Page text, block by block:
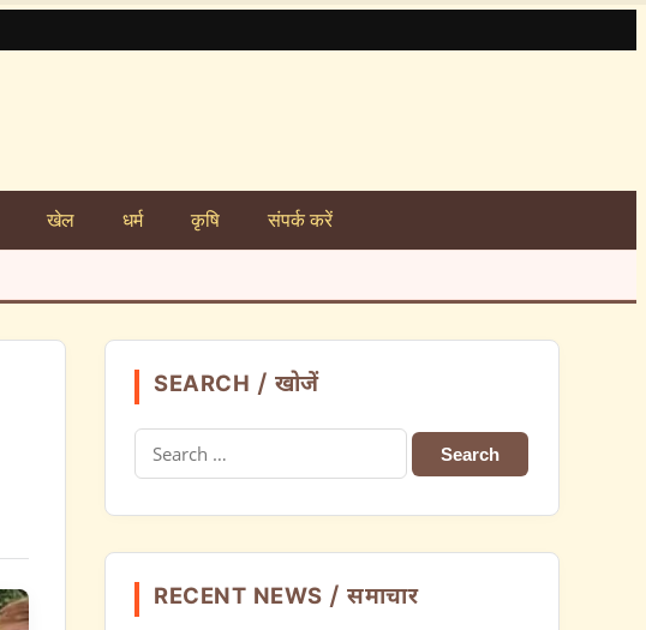
खेल धर्म कृषि संपर्क करें
SEARCH / खोजें
Search
for:
RECENT NEWS / समाचार